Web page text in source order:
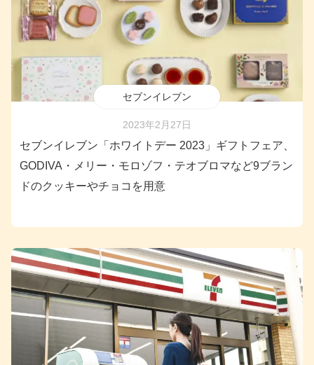
セブンイレブン
2023年2月27日
セブンイレブン「ホワイトデー 2023」ギフトフェア、
GODIVA・メリー・モロゾフ・テオブロマなど9ブラン
ドのクッキーやチョコを用意